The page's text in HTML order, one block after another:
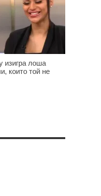
изигра лоша
които той не